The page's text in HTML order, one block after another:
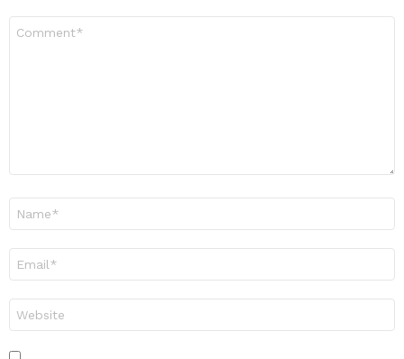
Mail-
Adresse
*